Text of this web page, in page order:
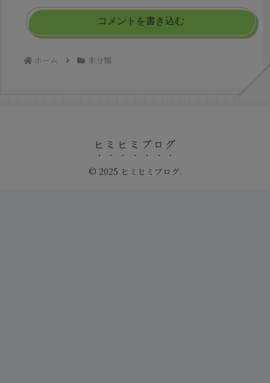
コメントを書き込む
ホーム 未分類
ヒミヒミブログ
© 2025 ヒミヒミブログ.